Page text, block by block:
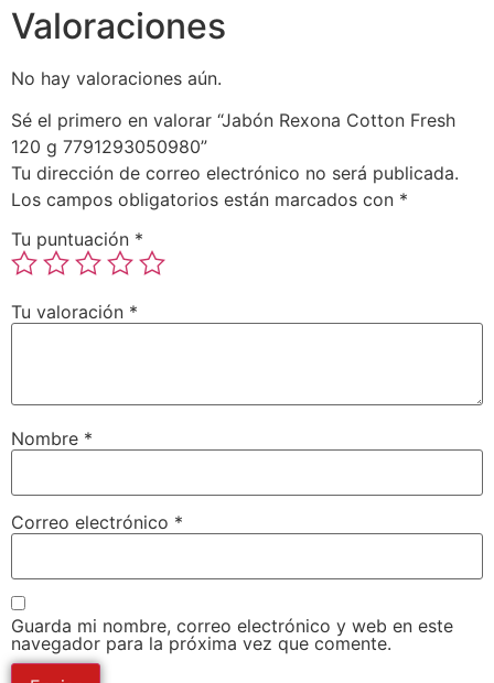
Valoraciones
No hay valoraciones aún.
Sé el primero en valorar “Jabón Rexona Cotton Fresh
120 g 7791293050980”
Tu dirección de correo electrónico no será publicada.
Los campos obligatorios están marcados con *
Tu puntuación *
Tu valoración *
Nombre *
Correo electrónico *
Guarda mi nombre, correo electrónico y web en este
navegador para la próxima vez que comente.